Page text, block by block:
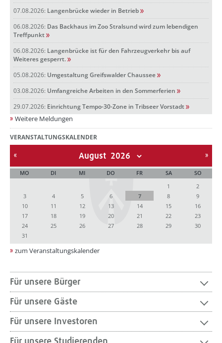
07.08.2026: Langenbrücke wieder in Betrieb
06.08.2026: Das Backhaus im Zoo Stralsund wird zum lebendigen
Treffpunkt
06.08.2026: Langenbrücke ist für den Fahrzeugverkehr bis auf
Weiteres gesperrt.
05.08.2026: Umgestaltung Greifswalder Chaussee
03.08.2026: Umfangreiche Arbeiten in den Sommerferien
29.07.2026: Einrichtung Tempo-30-Zone in Tribseer Vorstadt
Weitere Meldungen
VERANSTALTUNGSKALENDER
August
MO DI MI DO FR SA
SO
1
2
3
4 5 6 7 8
9
10
11 12 13 14 15
16
17
18 19 20 21 22
23
24
25 26 27 28 29
30
31
zum Veranstaltungskalender
Für unsere Bürger
Für unsere Gäste
Für unsere Investoren